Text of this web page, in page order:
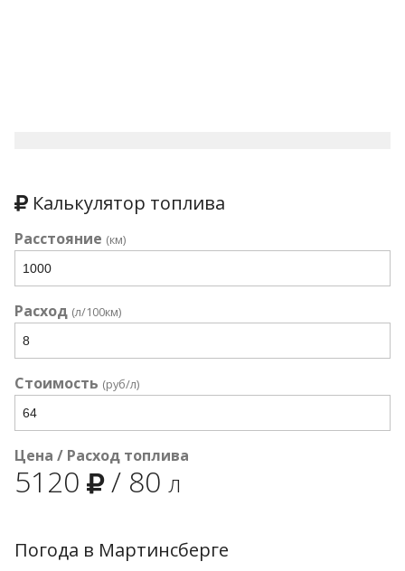
Калькулятор топлива
Расстояние (км)
Расход (л/100км)
Стоимость (руб/л)
Цена / Расход топлива
5120 / 80 л
Погода в Мартинсберге